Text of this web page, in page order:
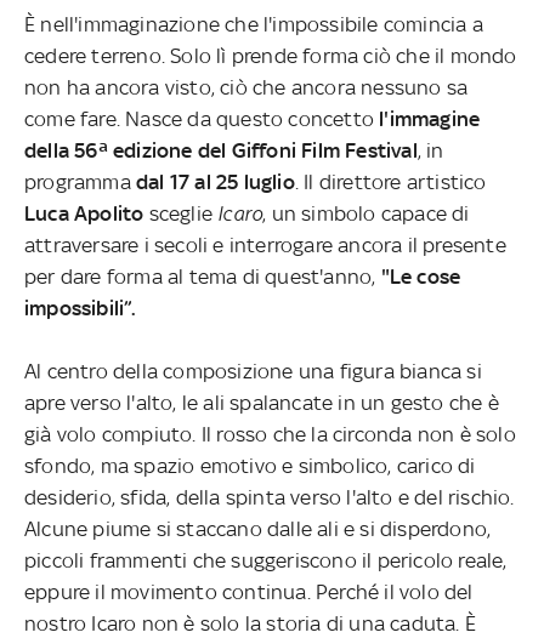
È nell'immaginazione che l'impossibile comincia a
cedere terreno. Solo lì prende forma ciò che il mondo
non ha ancora visto, ciò che ancora nessuno sa
come fare. Nasce da questo concetto l'immagine
della 56ª edizione del Giffoni Film Festival, in
programma dal 17 al 25 luglio. Il direttore artistico
Luca Apolito sceglie Icaro, un simbolo capace di
attraversare i secoli e interrogare ancora il presente
per dare forma al tema di quest'anno, "Le cose
impossibili”.
Al centro della composizione una figura bianca si
apre verso l'alto, le ali spalancate in un gesto che è
già volo compiuto. Il rosso che la circonda non è solo
sfondo, ma spazio emotivo e simbolico, carico di
desiderio, sfida, della spinta verso l'alto e del rischio.
Alcune piume si staccano dalle ali e si disperdono,
piccoli frammenti che suggeriscono il pericolo reale,
eppure il movimento continua. Perché il volo del
nostro Icaro non è solo la storia di una caduta. È